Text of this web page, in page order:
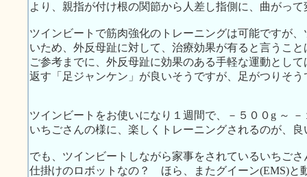
より、親指が付け根の関節から人差し指側に、曲がっ
ツインビートで筋肉強化のトレーニングは可能ですが
いため、外反母趾に対して、治療効果が有ると言うこ
ご参考までに、外反母趾に効果のある手軽な運動とし
返す「足ジャンケン」が良いそうですが、足がつりそう
ツインビートをお使いになり１週間で、－５００g ～
いちごさんの様に、楽しくトレーニングされるのが、
でも、ツインビートしながら家事をされているいちご
仕掛けのロボットなの？ ほら、またグイーン(EMS)と